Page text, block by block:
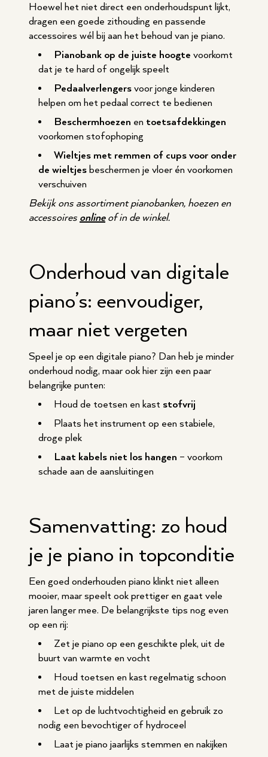
Hoewel het niet direct een onderhoudspunt lijkt,
dragen een goede zithouding en passende
accessoires wél bij aan het behoud van je piano.
Pianobank op de juiste hoogte voorkomt
dat je te hard of ongelijk speelt
Pedaalverlengers voor jonge kinderen
helpen om het pedaal correct te bedienen
Beschermhoezen en toetsafdekkingen
voorkomen stofophoping
Wieltjes met remmen of cups voor onder
de wieltjes beschermen je vloer én voorkomen
verschuiven
Bekijk ons assortiment pianobanken, hoezen en
accessoires onlineof in de winkel.
Onderhoud van digitale
piano’s: eenvoudiger,
maar niet vergeten
Speel je op een digitale piano? Dan heb je minder
onderhoud nodig, maar ook hier zijn een paar
belangrijke punten:
Houd de toetsen en kast stofvrij
Plaats het instrument op een stabiele,
droge plek
Laat kabels niet los hangen – voorkom
schade aan de aansluitingen
Samenvatting: zo houd
je je piano in topconditie
Een goed onderhouden piano klinkt niet alleen
mooier, maar speelt ook prettiger en gaat vele
jaren langer mee. De belangrijkste tips nog even
op een rij:
Zet je piano op een geschikte plek, uit de
buurt van warmte en vocht
Houd toetsen en kast regelmatig schoon
met de juiste middelen
Let op de luchtvochtigheid en gebruik zo
nodig een bevochtiger of hydroceel
Laat je piano jaarlijks stemmen en nakijken